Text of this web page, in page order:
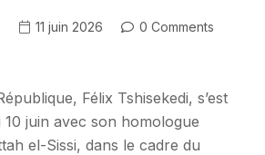
11 juin 2026
0 Comments
Félix Tshisekedi, s’est
juin avec son homologue
el-Sissi, dans le cadre du